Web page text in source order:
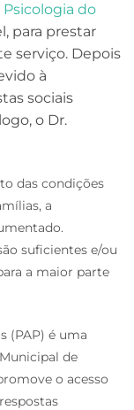
do
para prestar
serviço. Depois
à
sociais
o Dr.
das condições
a
suficientes e/ou
a maior parte
(PAP) é uma
de
o acesso